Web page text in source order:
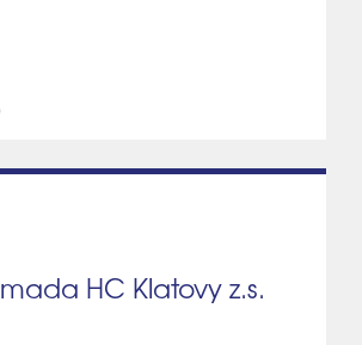
HC Klatovy z.s.